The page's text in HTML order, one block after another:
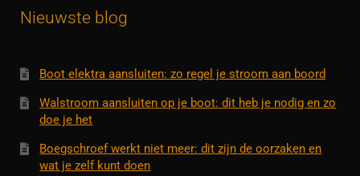
Nieuwste blog
Boot elektra aansluiten: zo regel je stroom aan boord
Walstroom aansluiten op je boot: dit heb je nodig en zo
doe je het
Boegschroef werkt niet meer: dit zijn de oorzaken en
wat je zelf kunt doen